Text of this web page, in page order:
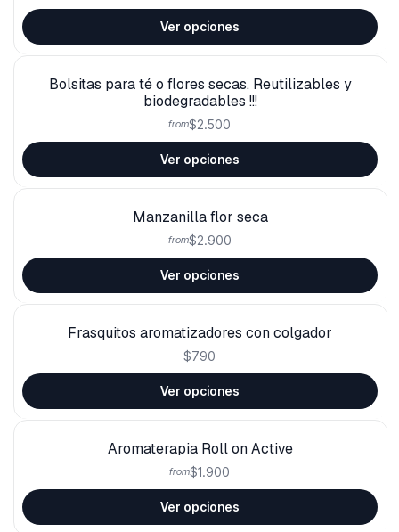
Ver opciones
Bolsitas para té o flores secas. Reutilizables y
biodegradables !!!
from$2.500
Ver opciones
Manzanilla flor seca
from$2.900
Ver opciones
Frasquitos aromatizadores con colgador
$790
Ver opciones
Aromaterapia Roll on Active
from$1.900
Ver opciones